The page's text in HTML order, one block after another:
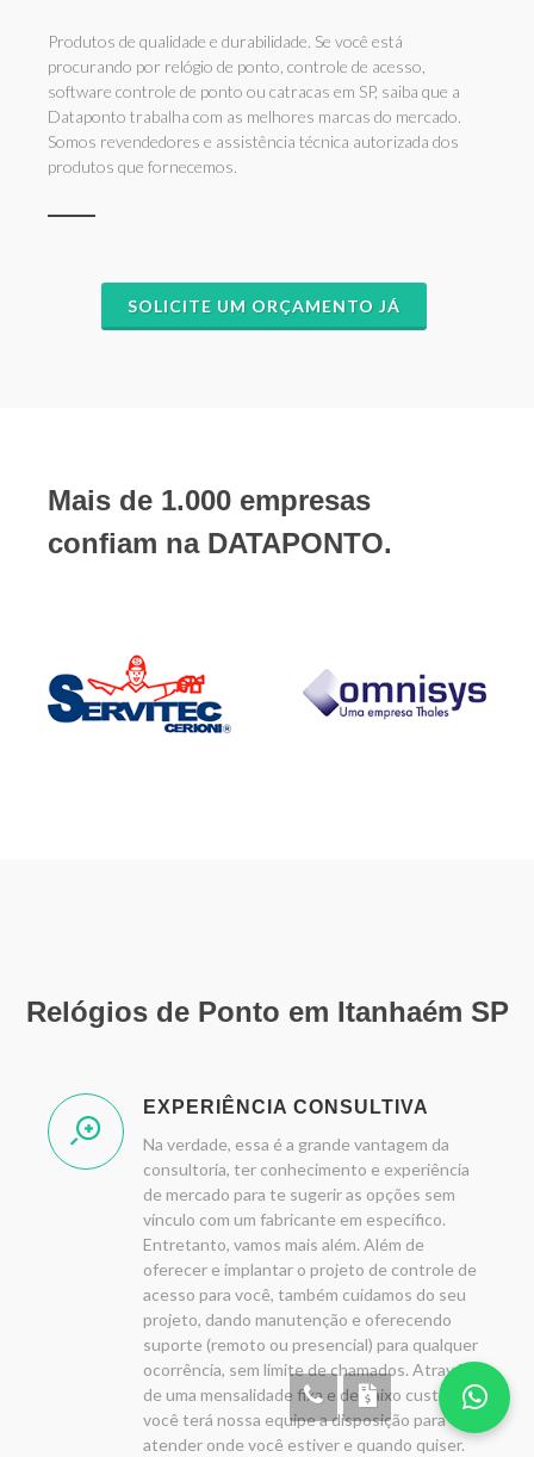
Produtos de qualidade e durabilidade. Se você está
procurando por relógio de ponto, controle de acesso,
software controle de ponto ou catracas em SP, saiba que a
Dataponto trabalha com as melhores marcas do mercado.
Somos revendedores e assistência técnica autorizada dos
produtos que fornecemos.
SOLICITE UM ORÇAMENTO JÁ
Mais de 1.000 empresas
confiam na DATAPONTO.
Relógios de Ponto em Itanhaém SP
EXPERIÊNCIA CONSULTIVA
Na verdade, essa é a grande vantagem da
consultoria, ter conhecimento e experiência
de mercado para te sugerir as opções sem
vínculo com um fabricante em específico.
Entretanto, vamos mais além. Além de
oferecer e implantar o projeto de controle de
acesso para você, também cuidamos do seu
projeto, dando manutenção e oferecendo
suporte (remoto ou presencial) para qualquer
ocorrência, sem limite de chamados. Através
de uma mensalidade fixa e de baixo custo,
você terá nossa equipe a disposição para
atender onde você estiver e quando quiser.